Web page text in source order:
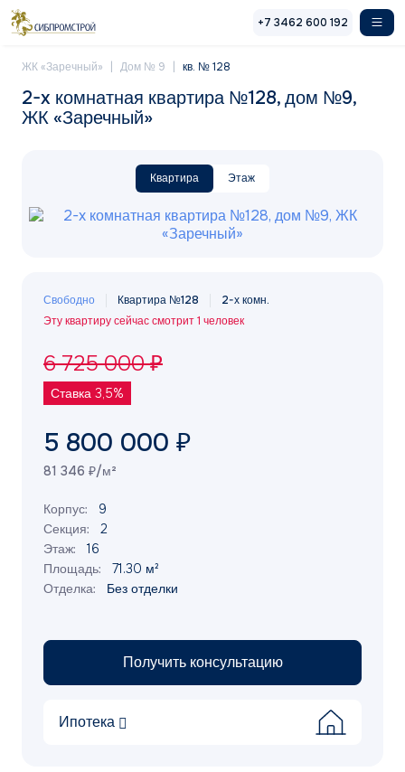
Перейти к основному содержанию
+7 3462 600 192
ЖК «Заречный» Дом № 9 кв. № 128
2-x комнатная квартира №128, дом №9,
ЖК «Заречный»
Квартира Этаж
Свободно Квартира №128
2-х комн.
Эту квартиру сейчас смотрит 1 человек
6 725 000 ₽
Ставка 3,5%
5 800 000 ₽
81 346 ₽/м²
Корпус:
9
Секция:
2
Этаж:
16
Площадь:
71.30 м²
Отделка:
Без отделки
Получить консультацию
Ипотека